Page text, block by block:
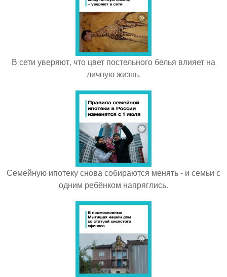
В сети уверяют, что цвет постельного белья влияет на
личную жизнь.
Семейную ипотеку снова собираются менять - и семьи с
одним ребёнком напряглись.